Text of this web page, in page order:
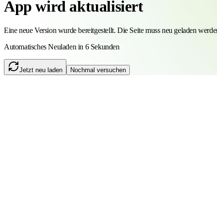
App wird aktualisiert
Eine neue Version wurde bereitgestellt. Die Seite muss neu geladen
Automatisches Neuladen in 6 Sekunden
Jetzt neu laden Nochmal versuchen